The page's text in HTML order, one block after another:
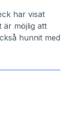
har visat
är möjlig att
hunnit med